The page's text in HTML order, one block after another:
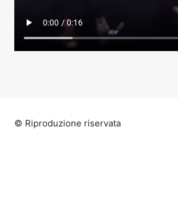
© Riproduzione riservata